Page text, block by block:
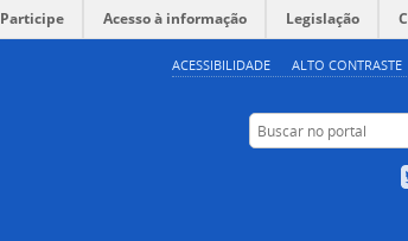
ACESSIBILIDADE ALTO CONTRASTE
Participe Acesso à informação Legislação
Buscar no portal